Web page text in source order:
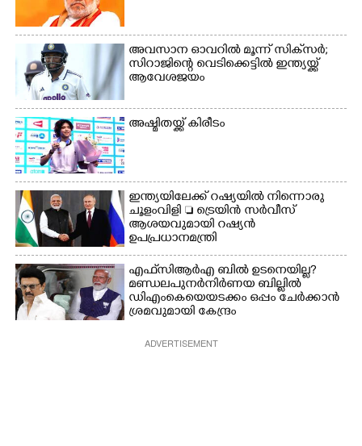
അവസാന ഓവറിൽ മൂന്ന് സിക്‌സർ;
സിറാജിന്റെ വെടിക്കെട്ടിൽ ഇന്ത്യയ്ക്ക്
ആവേശജയം
അഷ്മിതയ്ക്ക് കിരീടം
ഇന്ത്യയിലേക്ക് റഷ്യയിൽ നിന്നൊരു
ചൂളംവിളി  ട്രെയിൻ സർവീസ്
ആശയവുമായി റഷ്യൻ
ഉപപ്രധാനമന്ത്രി
എഫ്‌സിആർഎ ബിൽ ഉടനെയില്ല?
മണ്ഡലപുനർനിർണയ ബില്ലിൽ
ഡിഎംകെയെയടക്കം ഒപ്പം ചേർക്കാൻ
ശ്രമവുമായി കേന്ദ്രം
ADVERTISEMENT